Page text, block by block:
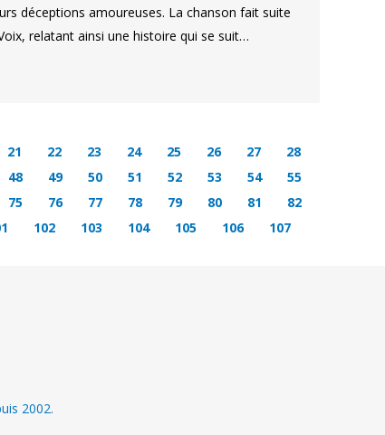
déceptions amoureuses. La chanson fait suite
relatant ainsi une histoire qui se suit…
21 22 23 24 25 26 27
28
48 49 50 51 52 53 54
55
75 76 77 78 79 80 81
82
102 103 104 105 106
107
2002.